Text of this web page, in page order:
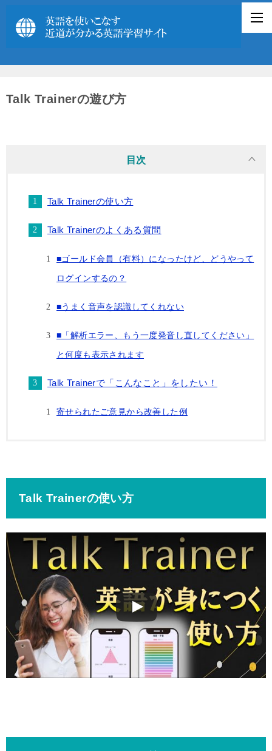
Talk Trainerの遊び方
目次
Talk Trainerの使い方
Talk Trainerのよくある質問
■ゴールド会員（有料）になったけど、どうやって
ログインするの？
■うまく音声を認識してくれない
■「解析エラー、もう一度発音し直してください」
と何度も表示されます
Talk Trainerで「こんなこと」をしたい！
寄せられたご意見から改善した例
Talk Trainerの使い方
この動画を YouTube で視聴